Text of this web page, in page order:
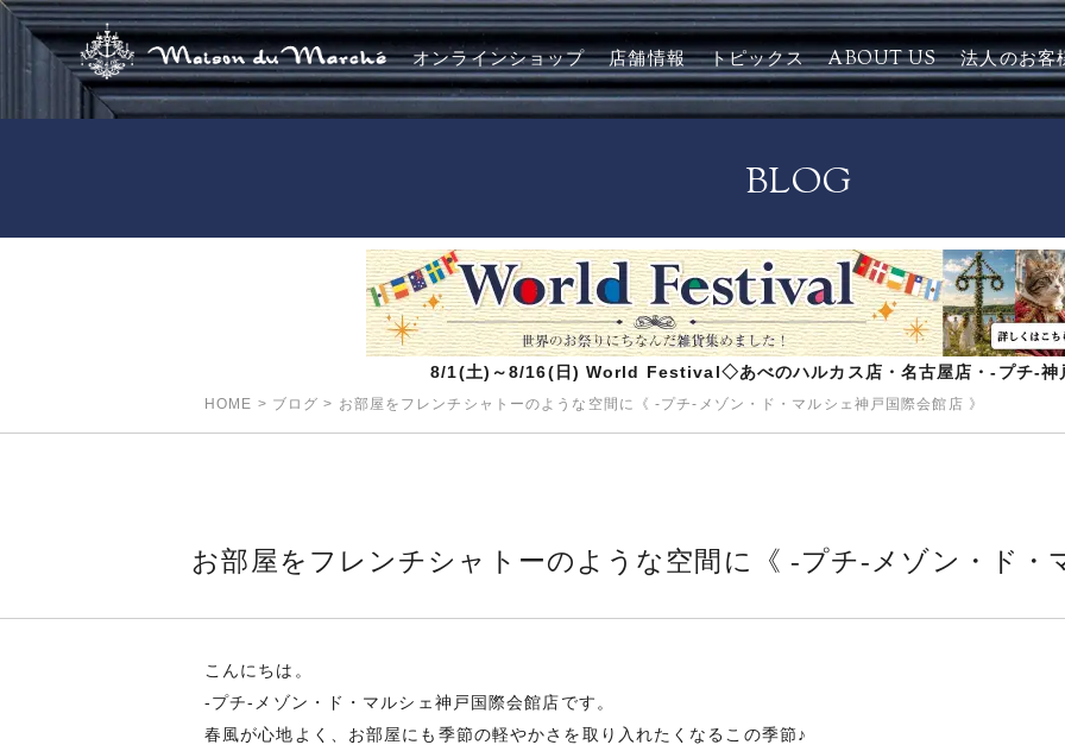
オンラインショップ 店舗情報 トピックス ABOUT US 法人のお客
BLOG
8/1(土)～8/16(日) World Festival◇あべのハルカス店・名古屋店・-プチ-神
HOME > ブログ > お部屋をフレンチシャトーのような空間に《 -プチ-メゾン・ド・マルシェ神戸国際会館店 》
お部屋をフレンチシャトーのような空間に《 -プチ-メゾン・ド・
こんにちは。
-プチ-メゾン・ド・マルシェ神戸国際会館店です。
春風が心地よく、お部屋にも季節の軽やかさを取り入れたくなるこの季節♪